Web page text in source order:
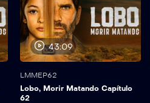
43:09
LMMEP62
Lobo, Morir Matando Capítulo
62